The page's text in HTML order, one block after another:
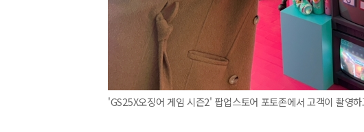
'GS25X오징어 게임 시즌2' 팝업스토어 포토존에서 고객이 촬영